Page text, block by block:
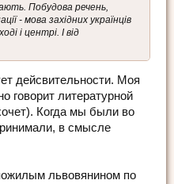
Побудова речень,
- мова західних українців
і центрі. І від
дейсвительности. Моя
говорит литературной
Когда мы были во
в смысле
львовянином по